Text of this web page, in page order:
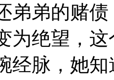
弟弟的赌
为绝望，
经脉，她